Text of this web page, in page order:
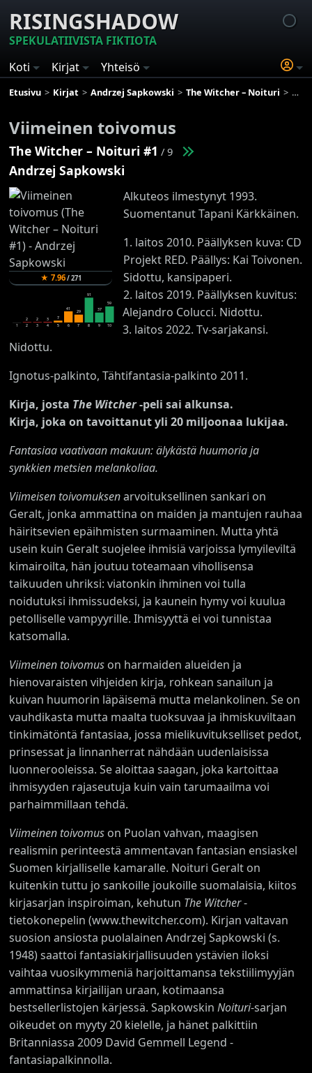
RISINGSHADOW
SPEKULATIIVISTA FIKTIOTA
Koti
Kirjat Yhteisö
Etusivu Kirjat Andrzej Sapkowski The Witcher – Noituri
Viimeinen toivomus
The Witcher – Noituri #1 / 9
Andrzej Sapkowski
★ 7.96/271
1
2
2
2
3
3
4
7
5
41
6
29
7
91
8
37
9
59
10
Alkuteos ilmestynyt 1993.
Suomentanut Tapani Kärkkäinen.
1. laitos 2010. Päällyksen kuva: CD
Projekt RED. Päällys: Kai Toivonen.
Sidottu, kansipaperi.
2. laitos 2019. Päällyksen kuvitus:
Alejandro Colucci. Nidottu.
3. laitos 2022. Tv-sarjakansi.
Nidottu.
Ignotus-palkinto, Tähtifantasia-palkinto 2011.
Kirja, josta The Witcher-peli sai alkunsa.
Kirja, joka on tavoittanut yli 20 miljoonaa lukijaa.
Fantasiaa vaativaan makuun: älykästä huumoria ja
synkkien metsien melankoliaa.
Viimeisen toivomuksenarvoituksellinen sankari on
Geralt, jonka ammattina on maiden ja mantujen rauhaa
häiritsevien epäihmisten surmaaminen. Mutta yhtä
usein kuin Geralt suojelee ihmisiä varjoissa lymyileviltä
kimairoilta, hän joutuu toteamaan vihollisensa
taikuuden uhriksi: viatonkin ihminen voi tulla
noidutuksi ihmissudeksi, ja kaunein hymy voi kuulua
petolliselle vampyyrille. Ihmisyyttä ei voi tunnistaa
katsomalla.
Viimeinen toivomus on harmaiden alueiden ja
hienovaraisten vihjeiden kirja, rohkean sanailun ja
kuivan huumorin läpäisemä mutta melankolinen. Se on
vauhdikasta mutta maalta tuoksuvaa ja ihmiskuviltaan
tinkimätöntä fantasiaa, jossa mielikuvitukselliset pedot,
prinsessat ja linnanherrat nähdään uudenlaisissa
luonnerooleissa. Se aloittaa saagan, joka kartoittaa
ihmisyyden rajaseutuja kuin vain tarumaailma voi
parhaimmillaan tehdä.
Viimeinen toivomus on Puolan vahvan, maagisen
realismin perinteestä ammentavan fantasian ensiaskel
Suomen kirjalliselle kamaralle. Noituri Geralt on
kuitenkin tuttu jo sankoille joukoille suomalaisia, kiitos
kirjasarjan inspiroiman, kehutun The Witcher-
tietokonepelin (www.thewitcher.com). Kirjan valtavan
suosion ansiosta puolalainen Andrzej Sapkowski (s.
1948) saattoi fantasiakirjallisuuden ystävien iloksi
vaihtaa vuosikymmeniä harjoittamansa tekstiilimyyjän
ammattinsa kirjailijan uraan, kotimaansa
bestsellerlistojen kärjessä. SapkowskinNoituri-sarjan
oikeudet on myyty 20 kielelle, ja hänet palkittiin
Britanniassa 2009 David Gemmell Legend -
fantasiapalkinnolla.